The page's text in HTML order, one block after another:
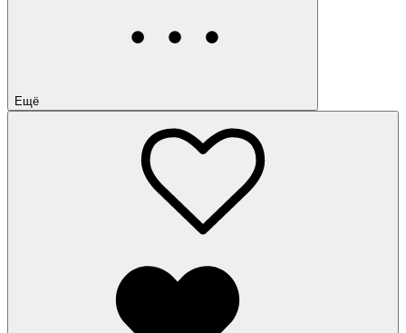
Ещё